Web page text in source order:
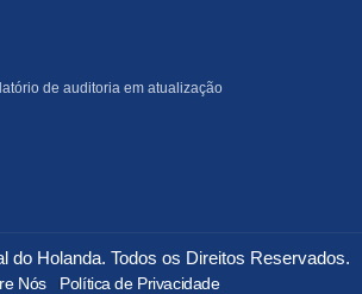
de auditoria em atualização
do Holanda. Todos os Direitos Reservados.
Nós Política de Privacidade